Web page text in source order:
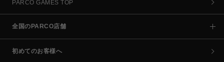
PARCO GAMES TOP
全国のPARCO店舗
初めてのお客様へ